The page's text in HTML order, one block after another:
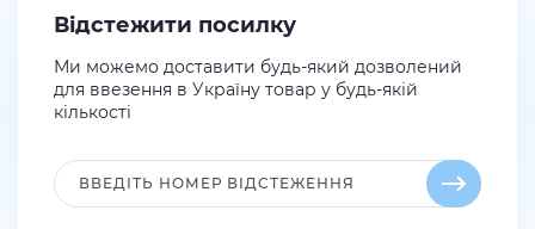
Відстежити посилку
Ми можемо доставити будь-який дозволений
для ввезення в Україну товар у будь-якій
кількості